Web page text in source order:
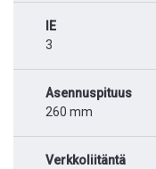
IE
3
Asennuspituus
260 mm
Verkkoliitäntä